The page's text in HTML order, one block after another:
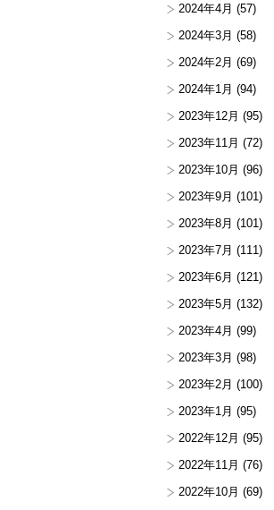
2024年4月 (57)
2024年3月 (58)
2024年2月 (69)
2024年1月 (94)
2023年12月 (95)
2023年11月 (72)
2023年10月 (96)
2023年9月 (101)
2023年8月 (101)
2023年7月 (111)
2023年6月 (121)
2023年5月 (132)
2023年4月 (99)
2023年3月 (98)
2023年2月 (100)
2023年1月 (95)
2022年12月 (95)
2022年11月 (76)
2022年10月 (69)